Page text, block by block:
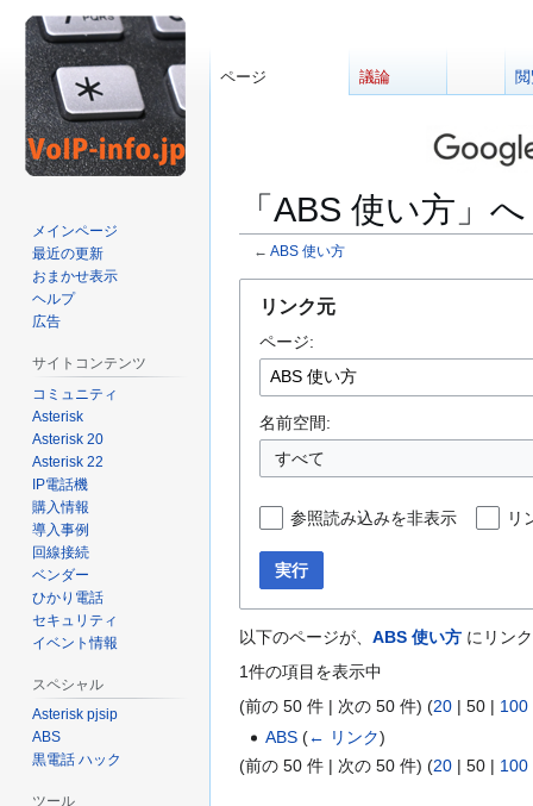
「ABS 使い方」
← ABS 使い方
リンク元
ページ:
名前空間:
すべて
参照読み込みを非表示 リ
実行
以下のページが、 ABS 使い方 にリン
1件の項目を表示中
(前の 50 件 | 次の 50 件) (20 | 50 | 100
ABS (← リンク)
(前の 50 件 | 次の 50 件) (20 | 50 | 100
ページ 議論
メインページ
最近の更新
おまかせ表示
ヘルプ
広告
サイトコンテンツ
コミュニティ
Asterisk
Asterisk 20
Asterisk 22
IP電話機
購入情報
導入事例
回線接続
ベンダー
ひかり電話
セキュリティ
イベント情報
スペシャル
Asterisk pjsip
ABS
黒電話 ハック
ツール